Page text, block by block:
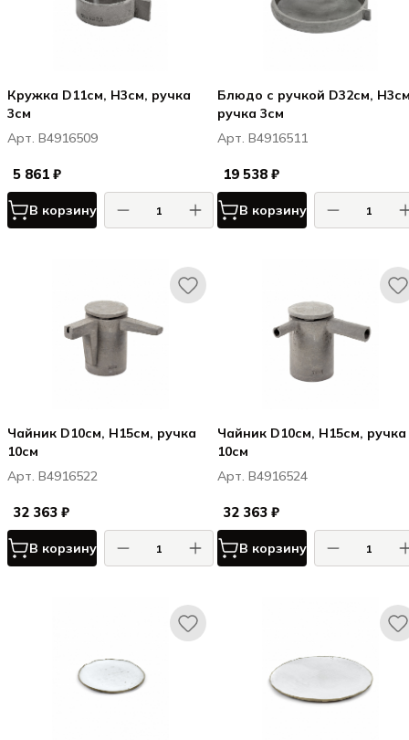
Кружка D11см, H3см, ручка
3см
Арт. B4916509
5 861 ₽
В корзину
Блюдо с ручкой D32см,
ручка 3см
Арт. B4916511
19 538 ₽
В корзину
Чайник D10см, H15см, ручка
10см
Арт. B4916522
32 363 ₽
В корзину
Чайник D10см, H15см, ручка
10см
Арт. B4916524
32 363 ₽
В корзину